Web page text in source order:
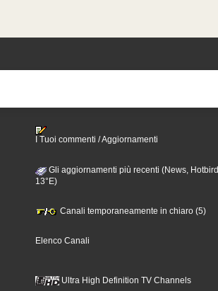
I Tuoi commenti / Aggiornamenti
Gli aggiornamenti più recenti (News, Hotbird
13°E)
Canali temporaneamente in chiaro (5)
Elenco Canali
Ultra High Definition TV Channels